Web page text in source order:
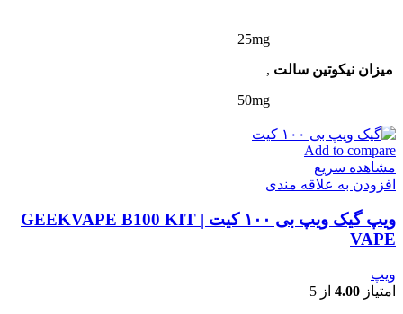
میزان نیکوتین سالت
25mg
,
50mg
Add to compare
مشاهده سریع
افزودن به علاقه مندی
ویپ گیک ویپ بی ۱۰۰ کیت | GEEKVAPE B100 KIT
VAPE
ویپ
امتیاز 4.00 از 5